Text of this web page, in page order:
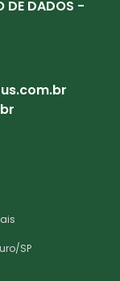
DE DADOS -
SP